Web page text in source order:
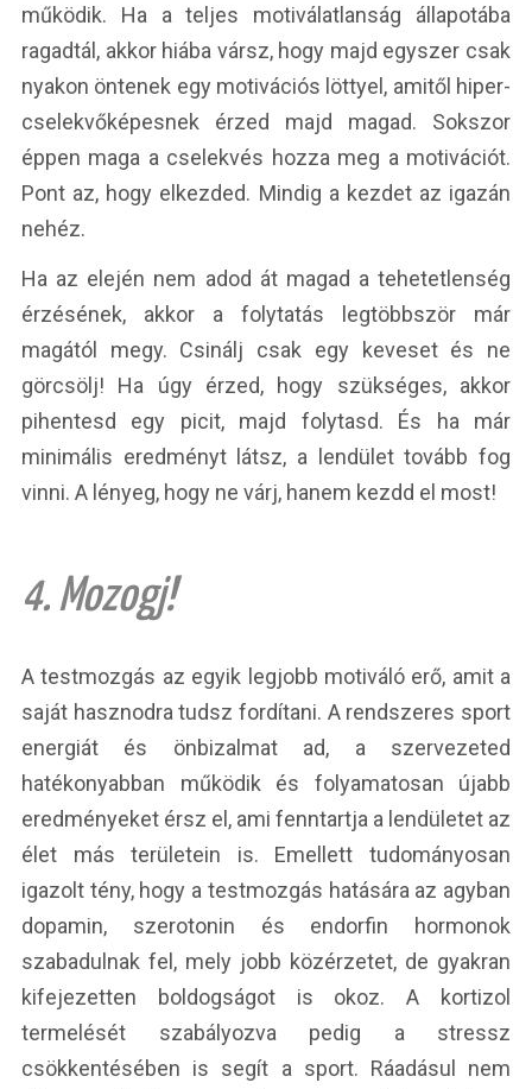
működik. Ha a teljes motiválatlanság állapotába
ragadtál, akkor hiába vársz, hogy majd egyszer csak
nyakon öntenek egy motivációs löttyel, amitől hiper-
cselekvőképesnek érzed majd magad. Sokszor
éppen maga a cselekvés hozza meg a motivációt.
Pont az, hogy elkezded. Mindig a kezdet az igazán
nehéz.
Ha az elején nem adod át magad a tehetetlenség
érzésének, akkor a folytatás legtöbbször már
magától megy. Csinálj csak egy keveset és ne
görcsölj! Ha úgy érzed, hogy szükséges, akkor
pihentesd egy picit, majd folytasd. És ha már
minimális eredményt látsz, a lendület tovább fog
vinni. A lényeg, hogy ne várj, hanem kezdd el most!
4. Mozogj!
A testmozgás az egyik legjobb motiváló erő, amit a
saját hasznodra tudsz fordítani. A rendszeres sport
energiát és önbizalmat ad, a szervezeted
hatékonyabban működik és folyamatosan újabb
eredményeket érsz el, ami fenntartja a lendületet az
élet más területein is. Emellett tudományosan
igazolt tény, hogy a testmozgás hatására az agyban
dopamin, szerotonin és endorfin hormonok
szabadulnak fel, mely jobb közérzetet, de gyakran
kifejezetten boldogságot is okoz. A kortizol
termelését szabályozva pedig a stressz
csökkentésében is segít a sport. Ráadásul nem